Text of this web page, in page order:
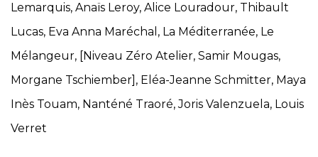
Lemarquis, Anaïs Leroy, Alice Louradour, Thibault
Lucas, Eva Anna Maréchal, La Méditerranée, Le
Mélangeur, [Niveau Zéro Atelier, Samir Mougas,
Morgane Tschiember], Eléa-Jeanne Schmitter, Maya
Inès Touam, Nanténé Traoré, Joris Valenzuela, Louis
Verret